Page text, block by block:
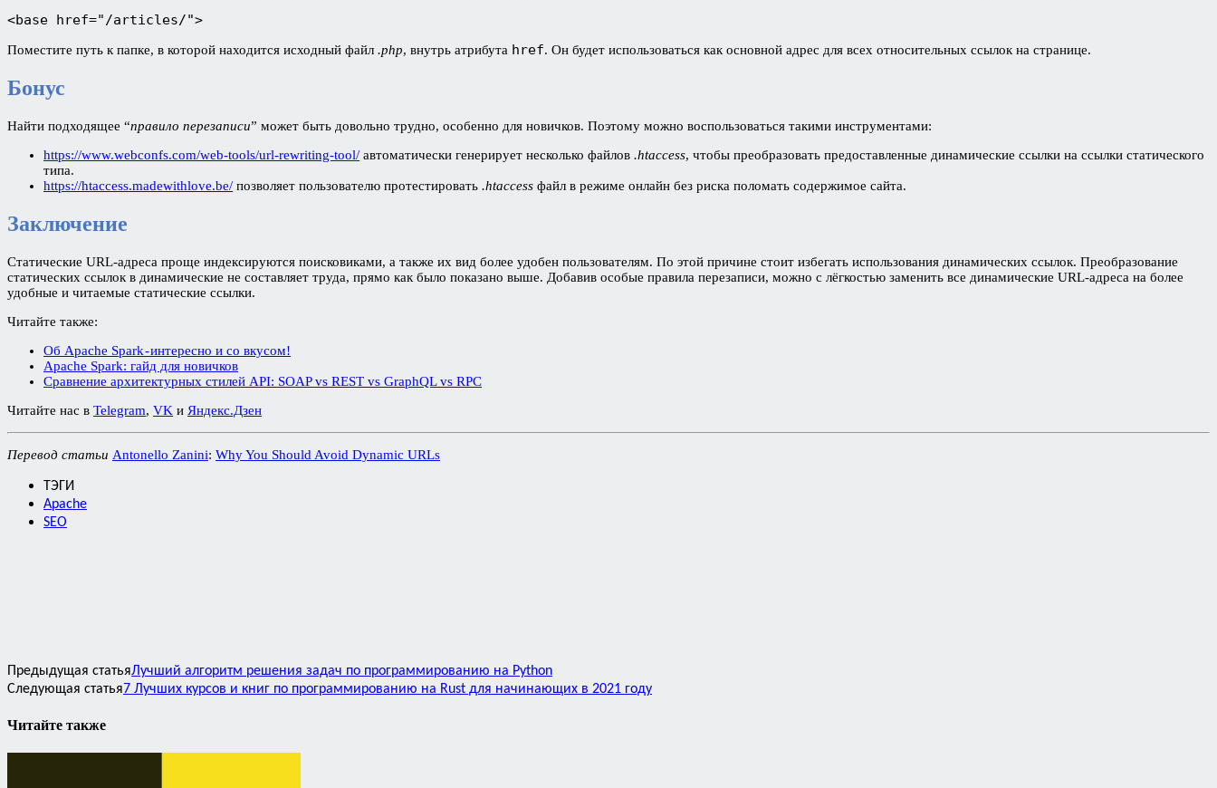
<base href="/articles/">
Поместите путь к папке, в которой находится исходный файл .php, внутрь атрибута href. Он будет использоваться как основной адрес для всех относительных ссылок на странице.
Бонус
Найти подходящее “правило перезаписи” может быть довольно трудно, особенно для новичков. Поэтому можно воспользоваться такими инструментами:
https://www.webconfs.com/web-tools/url-rewriting-tool/ автоматически генерирует несколько файлов .htaccess, чтобы преобразовать предоставленные динамические ссылки на ссылки статического
типа.
https://htaccess.madewithlove.be/ позволяет пользователю протестировать .htaccess файл в режиме онлайн без риска поломать содержимое сайта.
Заключение
Статические URL-адреса проще индексируются поисковиками, а также их вид более удобен пользователям. По этой причине стоит избегать использования динамических ссылок. Преобразование
статических ссылок в динамические не составляет труда, прямо как было показано выше. Добавив особые правила перезаписи, можно с лёгкостью заменить все динамические URL-адреса на более
удобные и читаемые статические ссылки.
Читайте также:
Об Apache Spark - интересно и со вкусом!
Apache Spark: гайд для новичков
Сравнение архитектурных стилей API: SOAP vs REST vs GraphQL vs RPC
Читайте нас в Telegram, VK и Яндекс.Дзен
Перевод статьи Antonello Zanini: Why You Should Avoid Dynamic URLs
ТЭГИ
Apache
SEO
Предыдущая статьяЛучший алгоритм решения задач по программированию на Python
Следующая статья7 Лучших курсов и книг по программированию на Rust для начинающих в 2021 году
Читайте также